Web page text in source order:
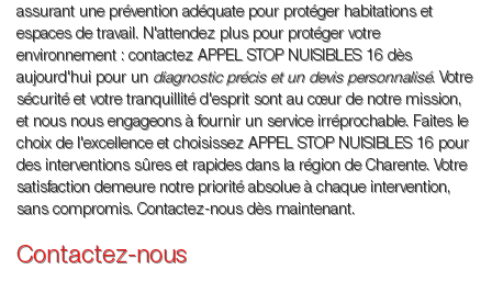
assurant une prévention adéquate pour protéger habitations et
espaces de travail. N'attendez plus pour protéger votre
environnement : contactez APPEL STOP NUISIBLES 16 dès
aujourd'hui pour un diagnostic précis et un devis personnalisé. Votre
sécurité et votre tranquillité d'esprit sont au cœur de notre mission,
et nous nous engageons à fournir un service irréprochable. Faites le
choix de l'excellence et choisissez APPEL STOP NUISIBLES 16 pour
des interventions sûres et rapides dans la région de Charente. Votre
satisfaction demeure notre priorité absolue à chaque intervention,
sans compromis. Contactez-nous dès maintenant.
Contactez-nous